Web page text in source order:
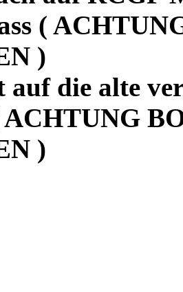
(
)
auf die alte
ACHTUNG
)